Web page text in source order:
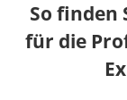
So finden
für die